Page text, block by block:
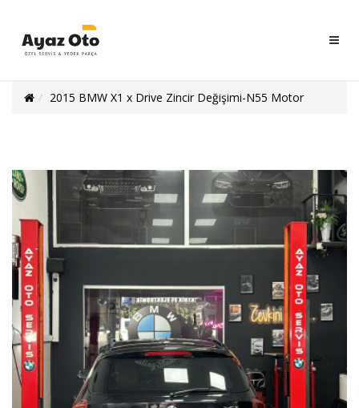
Oto
2015 BMW X1 x Drive Zincir Değişimi-N55 Motor